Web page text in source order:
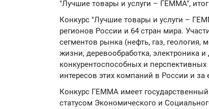
"Лучшие товары и услуги – ГЕММА",
Конкурс "Лучшие товары и услуги –
регионов России и 64 стран мира.
сегментов рынка (нефть, газ,
жизни, деревообработка, электроника
конкурентоспособных и
интересов этих компаний в России и за
Конкурс ГЕММА имеет государственный
статусом Экономического и